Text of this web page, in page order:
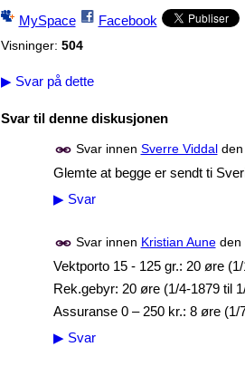
MySpace
Facebook
Visninger: 504
▶Svar på dette
Svar til denne diskusjonen
Svar innen Sverre Viddalden
Glemte at begge er sendt ti
▶Svar
Svar innen Kristian Auneden
Vektporto 15 - 125 gr.: 20 øre
Rek.gebyr: 20 øre (1/4-1879 til
Assuranse 0 – 250 kr.: 8 øre (1/
▶Svar